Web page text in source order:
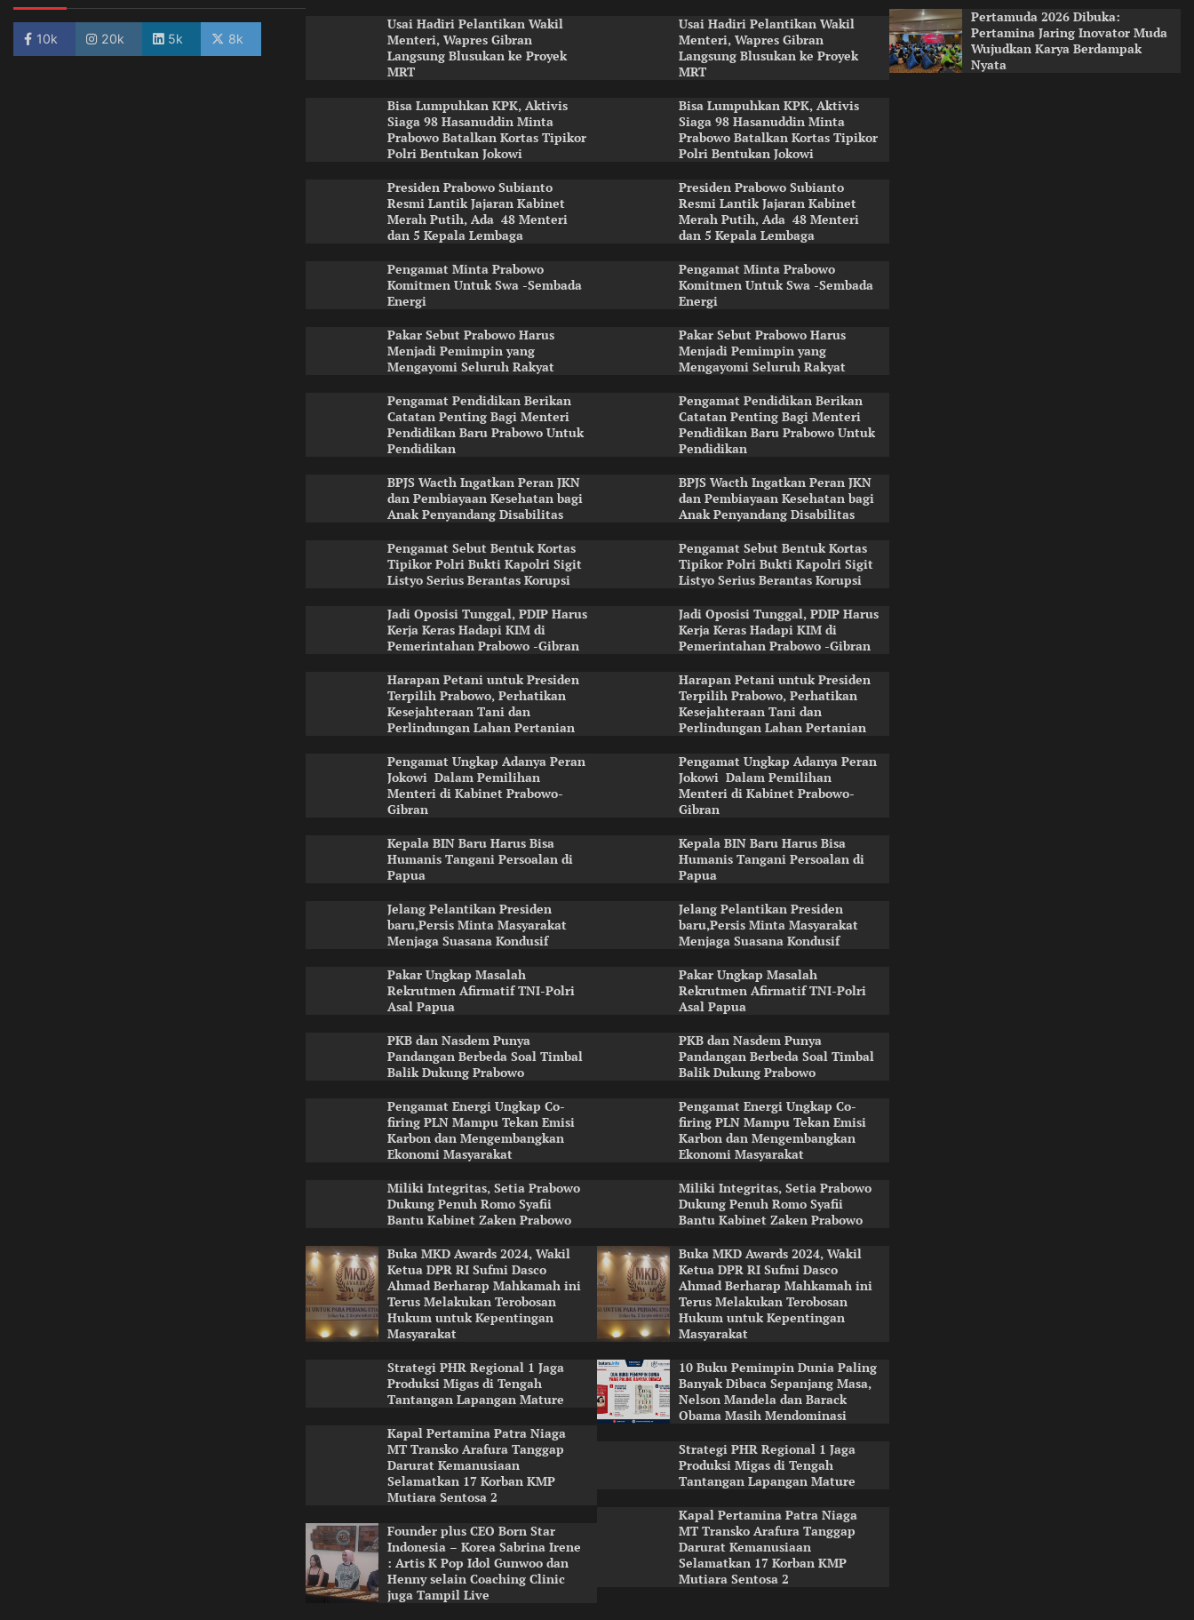
10k 20k 5k 8k
Usai Hadiri Pelantikan Wakil
Menteri, Wapres Gibran
Langsung Blusukan ke Proyek
MRT
Bisa Lumpuhkan KPK, Aktivis
Siaga 98 Hasanuddin Minta
Prabowo Batalkan Kortas Tipikor
Polri Bentukan Jokowi
Presiden Prabowo Subianto
Resmi Lantik Jajaran Kabinet
Merah Putih, Ada 48 Menteri
dan 5 Kepala Lembaga
Pengamat Minta Prabowo
Komitmen Untuk Swa -Sembada
Energi
Pakar Sebut Prabowo Harus
Menjadi Pemimpin yang
Mengayomi Seluruh Rakyat
Pengamat Pendidikan Berikan
Catatan Penting Bagi Menteri
Pendidikan Baru Prabowo Untuk
Pendidikan
BPJS Wacth Ingatkan Peran JKN
dan Pembiayaan Kesehatan bagi
Anak Penyandang Disabilitas
Pengamat Sebut Bentuk Kortas
Tipikor Polri Bukti Kapolri Sigit
Listyo Serius Berantas Korupsi
Jadi Oposisi Tunggal, PDIP Harus
Kerja Keras Hadapi KIM di
Pemerintahan Prabowo -Gibran
Harapan Petani untuk Presiden
Terpilih Prabowo, Perhatikan
Kesejahteraan Tani dan
Perlindungan Lahan Pertanian
Pengamat Ungkap Adanya Peran
Jokowi Dalam Pemilihan
Menteri di Kabinet Prabowo-
Gibran
Kepala BIN Baru Harus Bisa
Humanis Tangani Persoalan di
Papua
Jelang Pelantikan Presiden
baru,Persis Minta Masyarakat
Menjaga Suasana Kondusif
Pakar Ungkap Masalah
Rekrutmen Afirmatif TNI-Polri
Asal Papua
PKB dan Nasdem Punya
Pandangan Berbeda Soal Timbal
Balik Dukung Prabowo
Pengamat Energi Ungkap Co-
firing PLN Mampu Tekan Emisi
Karbon dan Mengembangkan
Ekonomi Masyarakat
Miliki Integritas, Setia Prabowo
Dukung Penuh Romo Syafii
Bantu Kabinet Zaken Prabowo
Buka MKD Awards 2024, Wakil
Ketua DPR RI Sufmi Dasco
Ahmad Berharap Mahkamah ini
Terus Melakukan Terobosan
Hukum untuk Kepentingan
Masyarakat
Strategi PHR Regional 1 Jaga
Produksi Migas di Tengah
Tantangan Lapangan Mature
Kapal Pertamina Patra Niaga
MT Transko Arafura Tanggap
Darurat Kemanusiaan
Selamatkan 17 Korban KMP
Mutiara Sentosa 2
Founder plus CEO Born Star
Indonesia – Korea Sabrina Irene
: Artis K Pop Idol Gunwoo dan
Henny selain Coaching Clinic
juga Tampil Live
Usai Hadiri Pelantikan Wakil
Menteri, Wapres Gibran
Langsung Blusukan ke Proyek
MRT
Bisa Lumpuhkan KPK, Aktivis
Siaga 98 Hasanuddin Minta
Prabowo Batalkan Kortas Tipikor
Polri Bentukan Jokowi
Presiden Prabowo Subianto
Resmi Lantik Jajaran Kabinet
Merah Putih, Ada 48 Menteri
dan 5 Kepala Lembaga
Pengamat Minta Prabowo
Komitmen Untuk Swa -Sembada
Energi
Pakar Sebut Prabowo Harus
Menjadi Pemimpin yang
Mengayomi Seluruh Rakyat
Pengamat Pendidikan Berikan
Catatan Penting Bagi Menteri
Pendidikan Baru Prabowo Untuk
Pendidikan
BPJS Wacth Ingatkan Peran JKN
dan Pembiayaan Kesehatan bagi
Anak Penyandang Disabilitas
Pengamat Sebut Bentuk Kortas
Tipikor Polri Bukti Kapolri Sigit
Listyo Serius Berantas Korupsi
Jadi Oposisi Tunggal, PDIP Harus
Kerja Keras Hadapi KIM di
Pemerintahan Prabowo -Gibran
Harapan Petani untuk Presiden
Terpilih Prabowo, Perhatikan
Kesejahteraan Tani dan
Perlindungan Lahan Pertanian
Pengamat Ungkap Adanya Peran
Jokowi Dalam Pemilihan
Menteri di Kabinet Prabowo-
Gibran
Kepala BIN Baru Harus Bisa
Humanis Tangani Persoalan di
Papua
Jelang Pelantikan Presiden
baru,Persis Minta Masyarakat
Menjaga Suasana Kondusif
Pakar Ungkap Masalah
Rekrutmen Afirmatif TNI-Polri
Asal Papua
PKB dan Nasdem Punya
Pandangan Berbeda Soal Timbal
Balik Dukung Prabowo
Pengamat Energi Ungkap Co-
firing PLN Mampu Tekan Emisi
Karbon dan Mengembangkan
Ekonomi Masyarakat
Miliki Integritas, Setia Prabowo
Dukung Penuh Romo Syafii
Bantu Kabinet Zaken Prabowo
Buka MKD Awards 2024, Wakil
Ketua DPR RI Sufmi Dasco
Ahmad Berharap Mahkamah ini
Terus Melakukan Terobosan
Hukum untuk Kepentingan
Masyarakat
10 Buku Pemimpin Dunia Paling
Banyak Dibaca Sepanjang Masa,
Nelson Mandela dan Barack
Obama Masih Mendominasi
Strategi PHR Regional 1 Jaga
Produksi Migas di Tengah
Tantangan Lapangan Mature
Kapal Pertamina Patra Niaga
MT Transko Arafura Tanggap
Darurat Kemanusiaan
Selamatkan 17 Korban KMP
Mutiara Sentosa 2
Pertamuda 2026 Dibuka:
Pertamina Jaring Inovator Muda
Wujudkan Karya Berdampak
Nyata